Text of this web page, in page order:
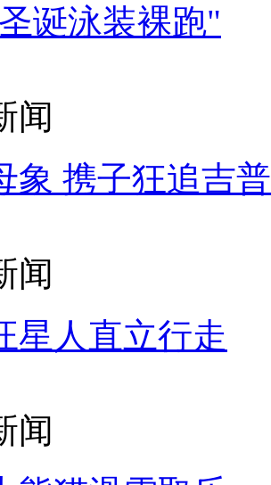
诞泳装裸跑"
闻
象 携子狂追吉
闻
星人直立行走
闻